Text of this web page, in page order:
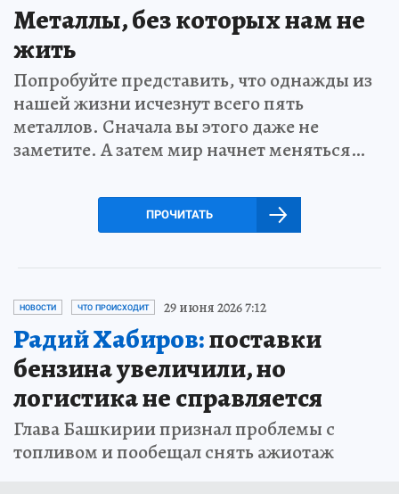
Металлы, без которых нам не
жить
Попробуйте представить, что однажды из
нашей жизни исчезнут всего пять
металлов. Сначала вы этого даже не
заметите. А затем мир начнет меняться…
ПРОЧИТАТЬ
НОВОСТИ ЧТО ПРОИСХОДИТ 29 июня 2026 7:12
Радий Хабиров:поставки
бензина увеличили, но
логистика не справляется
Глава Башкирии признал проблемы с
топливом и пообещал снять ажиотаж